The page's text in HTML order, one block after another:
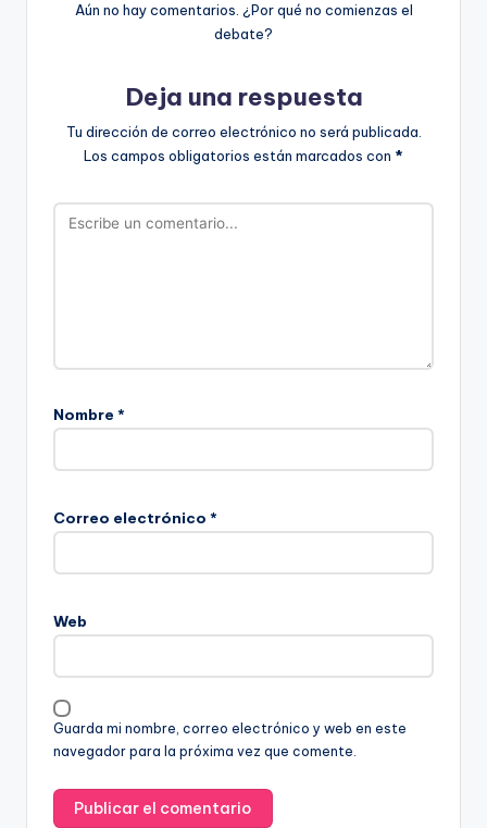
Aún no hay comentarios. ¿Por qué no comienzas el
debate?
Deja una respuesta
Tu dirección de correo electrónico no será publicada.
Los campos obligatorios están marcados con *
Nombre *
Correo electrónico *
Web
Guarda mi nombre, correo electrónico y web en este
navegador para la próxima vez que comente.